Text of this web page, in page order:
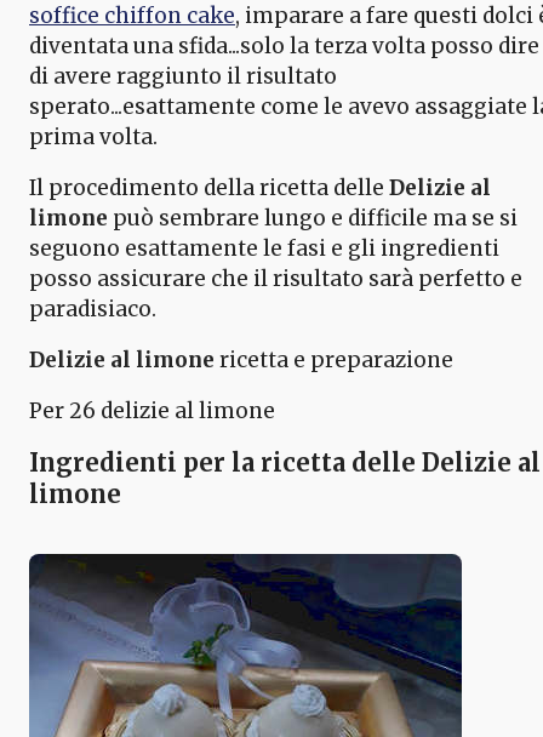
soffice chiffon cake, imparare a fare questi dolci
diventata una sfida...solo la terza volta posso dire
di avere raggiunto il risultato
sperato...esattamente come le avevo assaggiate
prima volta.
Il procedimento della ricetta delle Delizie al
limone può sembrare lungo e difficile ma se si
seguono esattamente le fasi e gli ingredienti
posso assicurare che il risultato sarà perfetto e
paradisiaco.
Delizie al limone ricetta e preparazione
Per 26 delizie al limone
Ingredienti per la ricetta delle Delizie al
limone